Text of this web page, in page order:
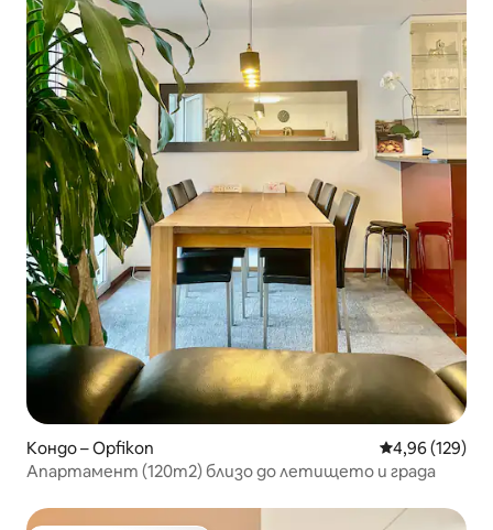
Кондо – Opfikon Средна
4,96 (129)
Апартамент (120m2) близо до летището и града